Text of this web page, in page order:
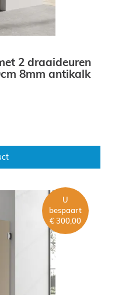
2 draaideuren
8mm antikalk
U
bespaart
€ 300,00